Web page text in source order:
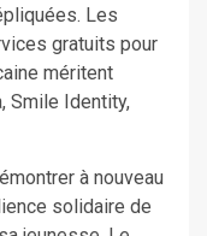
Les
gratuits pour
méritent
Smile Identity,
à nouveau
solidaire de